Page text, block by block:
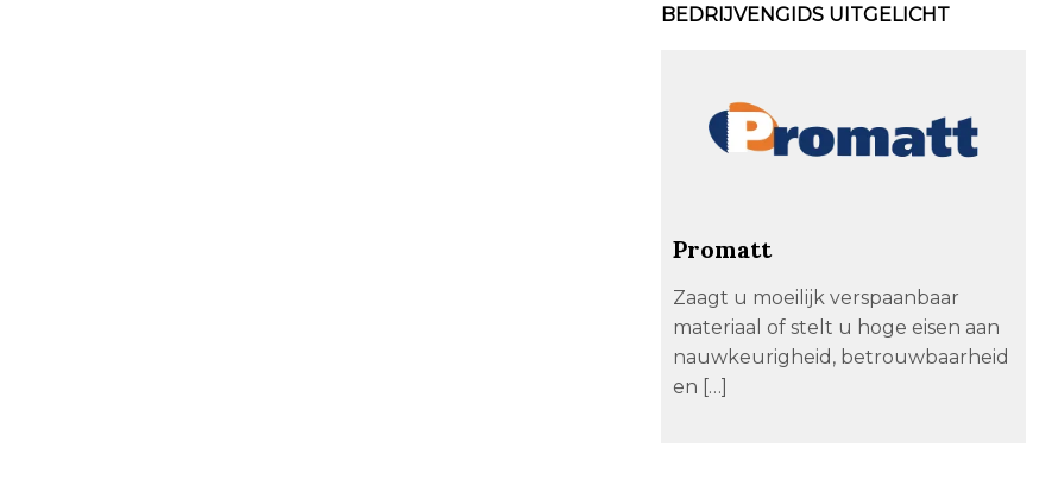
BEDRIJVENGIDS UITGELICHT
Promatt
Zaagt u moeilijk verspaanbaar
materiaal of stelt u hoge eisen aan
nauwkeurigheid, betrouwbaarheid
en […]